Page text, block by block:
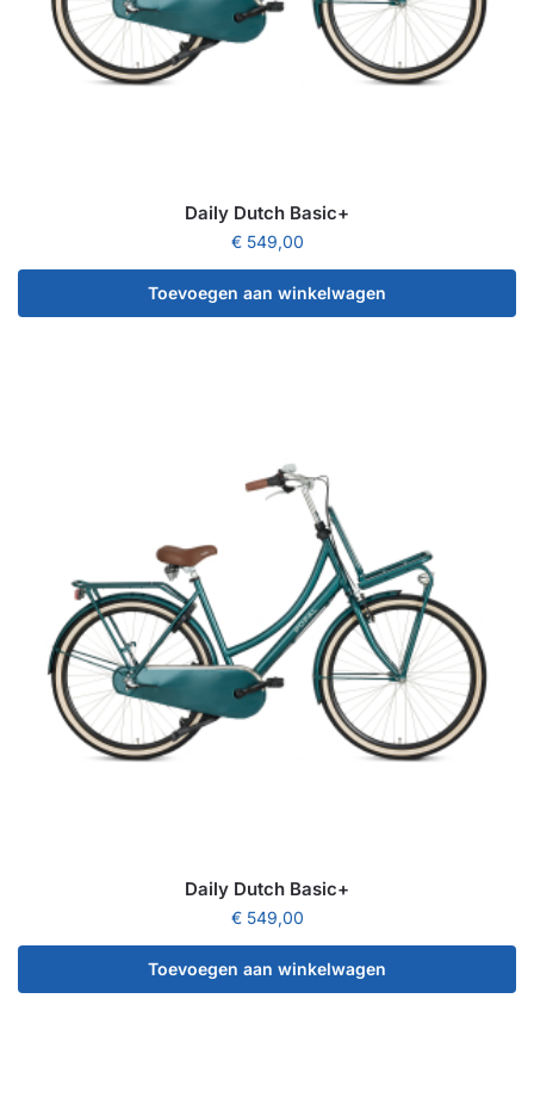
Daily Dutch Basic+
€549,00
Toevoegen aan winkelwagen
Daily Dutch Basic+
€549,00
Toevoegen aan winkelwagen